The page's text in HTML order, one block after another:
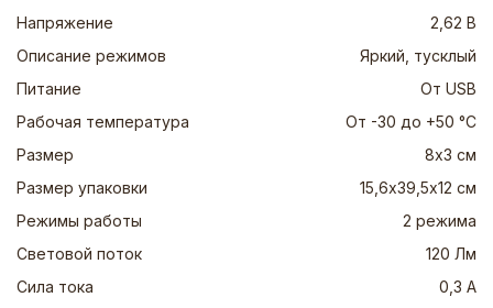
Напряжение
2,62 В
Описание режимов
Яркий, тусклый
Питание
От USB
Рабочая температура
От -30 до +50 °C
Размер
8х3 см
Размер упаковки
15,6х39,5х12 см
Режимы работы
2 режима
Световой поток
120 Лм
Сила тока
0,3 А